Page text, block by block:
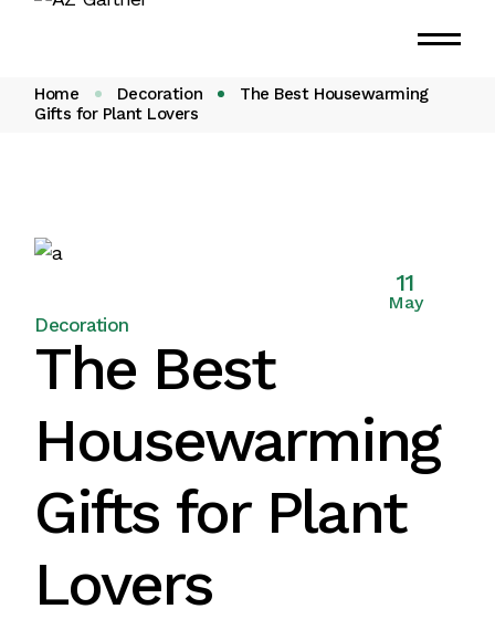
Home Decoration
The Best Housewarming
Gifts for Plant Lovers
11
May
Decoration
The Best
Housewarming
Gifts for Plant
Lovers